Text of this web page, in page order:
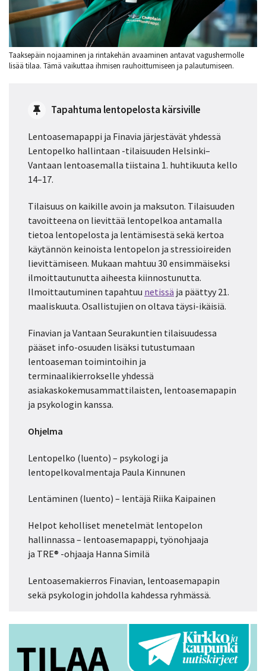
Taaksepäin nojaaminen ja rintakehän avaaminen antavat vagushermolle
lisää tilaa. Tämä vaikuttaa ihmisen rauhoittumiseen ja palautumiseen.
Tapahtuma lentopelosta kärsiville
Lentoasemapappi ja Finavia järjestävät yhdessä
Lentopelko hallintaan -tilaisuuden Helsinki–
Vantaan lentoasemalla tiistaina 1. huhtikuuta kello
14–17.
Tilaisuus on kaikille avoin ja maksuton. Tilaisuuden
tavoitteena on lievittää lentopelkoa antamalla
tietoa lentopelosta ja lentämisestä sekä kertoa
käytännön keinoista lentopelon ja stressioireiden
lievittämiseen. Mukaan mahtuu 30 ensimmäiseksi
ilmoittautunutta aiheesta kiinnostunutta.
Ilmoittautuminen tapahtuu netissä ja päättyy 21.
maaliskuuta. Osallistujien on oltava täysi-ikäisiä.
Finavian ja Vantaan Seurakuntien tilaisuudessa
pääset info-osuuden lisäksi tutustumaan
lentoaseman toimintoihin ja
terminaalikierrokselle yhdessä
asiakaskokemusammattilaisten, lentoasemapapin
ja psykologin kanssa.
Ohjelma
Lentopelko (luento) – psykologi ja
lentopelkovalmentaja Paula Kinnunen
Lentäminen (luento) – lentäjä Riika Kaipainen
Helpot keholliset menetelmät lentopelon
hallinnassa – lentoasemapappi, työnohjaaja
ja TRE® -ohjaaja Hanna Similä
Lentoasemakierros Finavian, lentoasemapapin
sekä psykologin johdolla kahdessa ryhmässä.